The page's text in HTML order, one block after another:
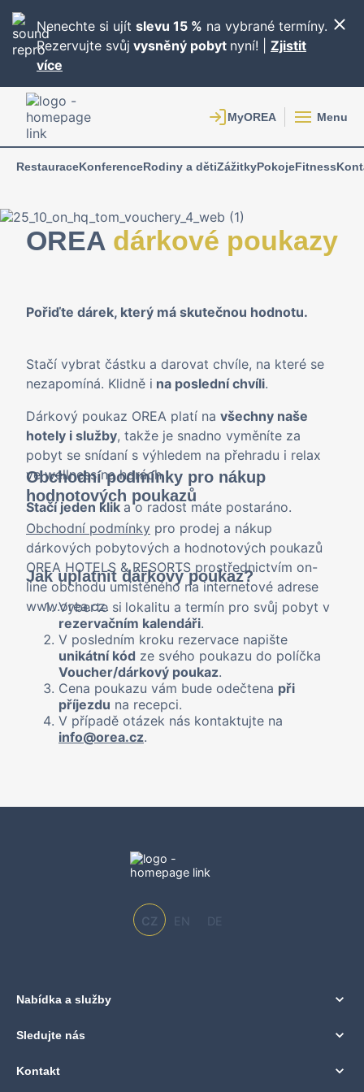
Nenechte si ujít slevu 15 % na vybrané termíny.
Rezervujte svůj vysněný pobyt nyní! |
Zjistit
více
Menu
RestauraceKonferenceRodiny a dětiZážitkyPokojeFitness
OREA dárkové poukazy
Pořiďte dárek, který má skutečnou hodnotu.
Stačí vybrat částku a darovat chvíle, na které se
nezapomíná. Klidně i na poslední chvíli.
Dárkový poukaz OREA platí na všechny naše
hotely i služby, takže je snadno vyměníte za
pobyt se snídaní s výhledem na přehradu i relax
ve wellness na horách.
Stačí jeden klik a o radost máte postaráno.
Obchodní podmínky pro nákup
hodnotových poukazů
Obchodní podmínky pro prodej a nákup
dárkových pobytových a hodnotových poukazů
OREA HOTELS & RESORTS prostřednictvím on-
line obchodu umístěného na internetové adrese
www.orea.cz.
Jak uplatnit dárkový poukaz?
Vyberte si lokalitu a termín pro svůj pobyt v
rezervačním kalendáři.
V posledním kroku rezervace napište
unikátní kód ze svého poukazu do políčka
Voucher/dárkový poukaz.
Cena poukazu vám bude odečtena při
příjezdu na recepci.
V případě otázek nás kontaktujte na
info@orea.cz.
CZ EN DE
Nabídka a služby
Sledujte nás
Kontakt